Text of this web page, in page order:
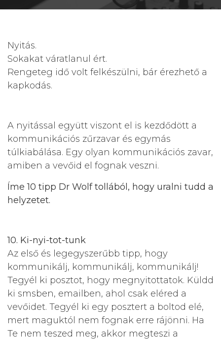
Nyitás.
Sokakat váratlanul ért.
Rengeteg idő volt felkészülni, bár érezhető a
kapkodás.
A nyitással együtt viszont el is kezdődött a
kommunikációs zűrzavar és egymás
túlkiabálása. Egy olyan kommunikációs zavar,
amiben a vevőid el fognak veszni.
Íme 10 tipp Dr Wolf tollából, hogy uralni tudd a
helyzetet.
10. Ki-nyi-tot-tunk
Az első és legegyszerűbb tipp, hogy
kommunikálj, kommunikálj, kommunikálj!
Tegyél ki posztot, hogy megnyitottatok. Küldd
ki smsben, emailben, ahol csak eléred a
vevőidet. Tegyél ki egy posztert a boltod elé,
mert maguktól nem fognak erre rájönni. Ha
Te nem teszed meg, akkor megteszi a